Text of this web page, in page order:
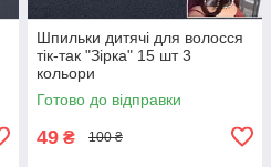
Шпильки дитячі для волосся
тік-так "Зірка" 15 шт 3
кольори
Готово до відправки
49 ₴ 100 ₴